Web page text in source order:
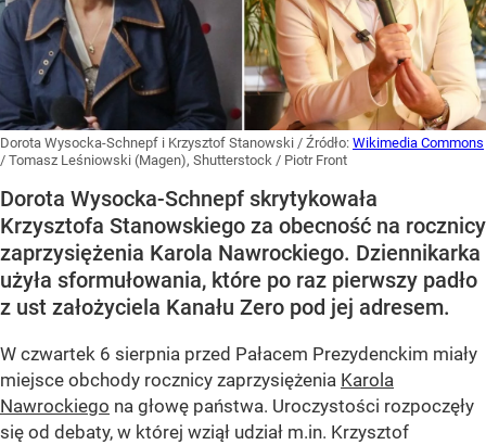
Dorota Wysocka-Schnepf i Krzysztof Stanowski / Źródło: Wikimedia Commons
/ Tomasz Leśniowski (Magen), Shutterstock / Piotr Front
Dorota Wysocka-Schnepf skrytykowała
Krzysztofa Stanowskiego za obecność na rocznicy
zaprzysiężenia Karola Nawrockiego. Dziennikarka
użyła sformułowania, które po raz pierwszy padło
z ust założyciela Kanału Zero pod jej adresem.
W czwartek 6 sierpnia przed Pałacem Prezydenckim miały
miejsce obchody rocznicy zaprzysiężenia Karola
Nawrockiego na głowę państwa. Uroczystości rozpoczęły
się od debaty, w której wziął udział m.in. Krzysztof